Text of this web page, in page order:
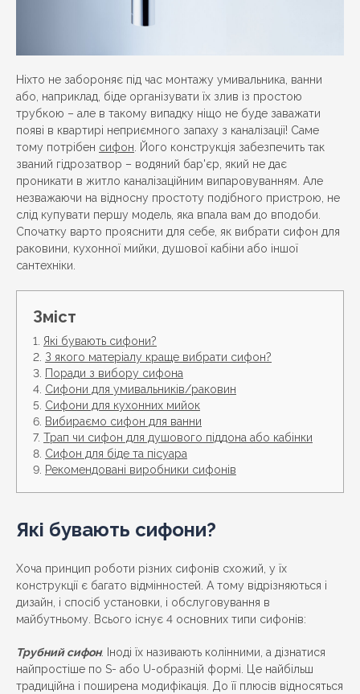
Ніхто не забороняє під час монтажу умивальника, ванни
або, наприклад, біде організувати їх злив із простою
трубкою – але в такому випадку ніщо не буде заважати
появі в квартирі неприємного запаху з каналізації! Саме
тому потрібен сифон. Його конструкція забезпечить так
званий гідрозатвор – водяний бар'єр, який не дає
проникати в житло каналізаційним випаровуванням. Але
незважаючи на відносну простоту подібного пристрою, не
слід купувати першу модель, яка впала вам до вподоби.
Спочатку варто прояснити для себе, як вибрати сифон для
раковини, кухонної мийки, душової кабіни або іншої
сантехніки.
Зміст
Які бувають сифони?
З якого матеріалу краще вибрати сифон?
Поради з вибору сифона
Сифони для умивальників/раковин
Сифони для кухонних мийок
Вибираємо сифон для ванни
Трап чи сифон для душового піддона або кабінки
Сифон для біде та пісуара
Рекомендовані виробники сифонів
Які бувають сифони?
Хоча принцип роботи різних сифонів схожий, у їх
конструкції є багато відмінностей. А тому відрізняються і
дизайн, і спосіб установки, і обслуговування в
майбутньому. Всього існує 4 основних типи сифонів:
Трубний сифон. Іноді їх називають колінними, а дізнатися
найпростіше по S- або U-образній формі. Це найбільш
традиційна і поширена модифікація. До її плюсів відносяться